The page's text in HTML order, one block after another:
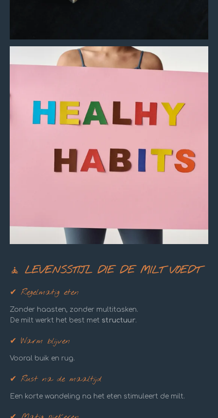
🧘 LEVENSSTIJL DIE DE MILT VOEDT
✔ Regelmatig eten
Zonder haasten, zonder multitasken.
De milt werkt het best met structuur.
✔ Warm blijven
Vooral buik en rug.
✔ Rust na de maaltijd
Een korte wandeling na het eten stimuleert de milt.